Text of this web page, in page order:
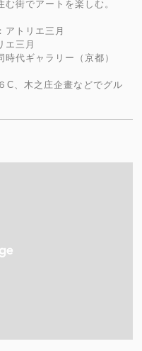
街でアートを楽しむ。
トリエ三月
三月
代ギャラリー（京都）
、木之庄企畫などでグル